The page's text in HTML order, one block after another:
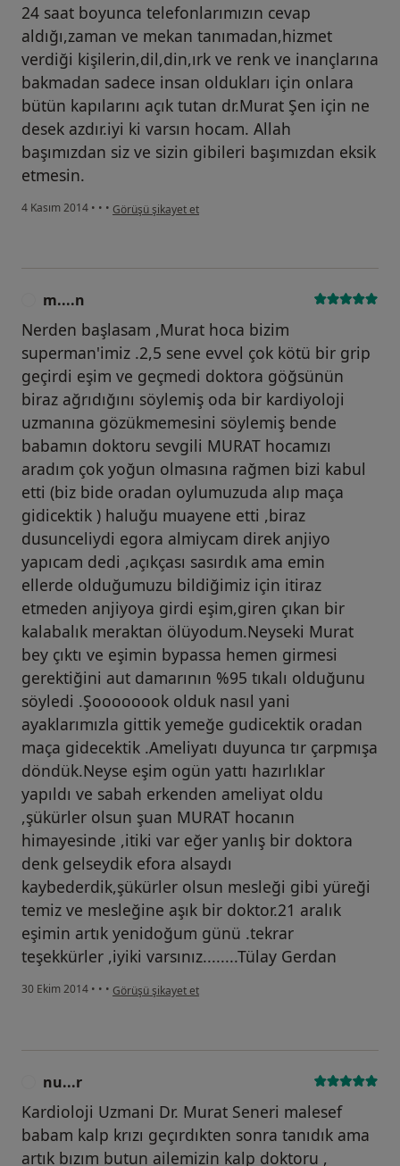
24 saat boyunca telefonlarımızın cevap
aldığı,zaman ve mekan tanımadan,hizmet
verdiği kişilerin,dil,din,ırk ve renk ve inançlarına
bakmadan sadece insan oldukları için onlara
bütün kapılarını açık tutan dr.Murat Şen için ne
desek azdır.iyi ki varsın hocam. Allah
başımızdan siz ve sizin gibileri başımızdan eksik
etmesin.
4 Kasım 2014 • • • kullanıcının görüşüne göre mu...ç
Görüşü şikayet et
m....n
Nerden başlasam ,Murat hoca bizim
superman'imiz .2,5 sene evvel çok kötü bir grip
geçirdi eşim ve geçmedi doktora göğsünün
biraz ağrıdığını söylemiş oda bir kardiyoloji
uzmanına gözükmemesini söylemiş bende
babamın doktoru sevgili MURAT hocamızı
aradım çok yoğun olmasına rağmen bizi kabul
etti (biz bide oradan oylumuzuda alıp maça
gidicektik ) haluğu muayene etti ,biraz
dusunceliydi egora almiycam direk anjiyo
yapıcam dedi ,açıkçası sasırdık ama emin
ellerde olduğumuzu bildiğimiz için itiraz
etmeden anjiyoya girdi eşim,giren çıkan bir
kalabalık meraktan ölüyodum.Neyseki Murat
bey çıktı ve eşimin bypassa hemen girmesi
gerektiğini aut damarının %95 tıkalı olduğunu
söyledi .Şoooooook olduk nasıl yani
ayaklarımızla gittik yemeğe gudicektik oradan
maça gidecektik .Ameliyatı duyunca tır çarpmışa
döndük.Neyse eşim ogün yattı hazırlıklar
yapıldı ve sabah erkenden ameliyat oldu
,şükürler olsun şuan MURAT hocanın
himayesinde ,itiki var eğer yanlış bir doktora
denk gelseydik efora alsaydı
kaybederdik,şükürler olsun mesleği gibi yüreği
temiz ve mesleğine aşık bir doktor.21 aralık
eşimin artık yenidoğum günü .tekrar
teşekkürler ,iyiki varsınız........Tülay Gerdan
30 Ekim 2014 • • • kullanıcının görüşüne göre m....n
Görüşü şikayet et
nu...r
Kardioloji Uzmani Dr. Murat Seneri malesef
babam kalp krızı geçırdıkten sonra tanıdık ama
artık bızım butun ailemizin kalp doktoru ,